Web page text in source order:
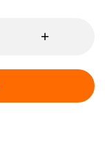
+